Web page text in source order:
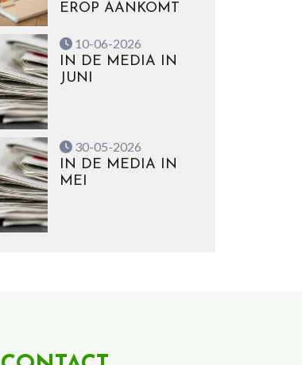
EROP AANKOMT
10-06-2026
IN DE MEDIA IN
JUNI
30-05-2026
IN DE MEDIA IN
MEI